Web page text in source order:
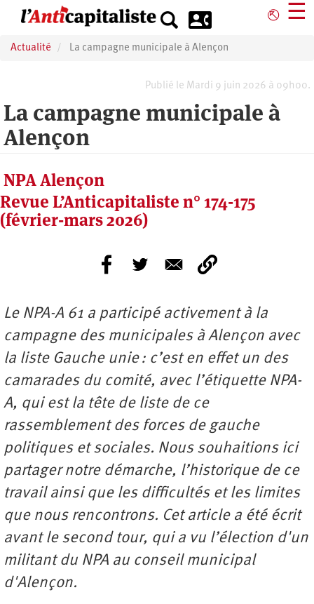
principal
⎋ ☰
Actualité La campagne municipale à Alençon
Publié le Mardi 9 juin 2026 à 09h00.
La campagne municipale à
Alençon
NPA Alençon
Revue L’Anticapitaliste n° 174-175
(février-mars 2026)
Le NPA-A 61 a participé activement à la
campagne des municipales à Alençon avec
la liste Gauche unie : c’est en effet un des
camarades du comité, avec l’étiquette NPA-
A, qui est la tête de liste de ce
rassemblement des forces de gauche
politiques et sociales. Nous souhaitions ici
partager notre démarche, l’historique de ce
travail ainsi que les difficultés et les limites
que nous rencontrons. Cet article a été écrit
avant le second tour, qui a vu l’élection d'un
militant du NPA au conseil municipal
d'Alençon.